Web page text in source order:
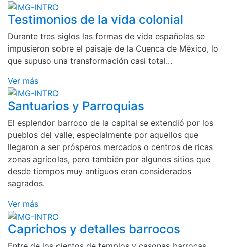
Testimonios de la vida colonial
Durante tres siglos las formas de vida españolas se
impusieron sobre el paisaje de la Cuenca de México, lo
que supuso una transformación casi total...
Ver más
Santuarios y Parroquias
El esplendor barroco de la capital se extendió por los
pueblos del valle, especialmente por aquellos que
llegaron a ser prósperos mercados o centros de ricas
zonas agrícolas, pero también por algunos sitios que
desde tiempos muy antiguos eran considerados
sagrados.
Ver más
Caprichos y detalles barrocos